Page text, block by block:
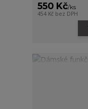
550 Kč/ks
454 Kč bez DPH